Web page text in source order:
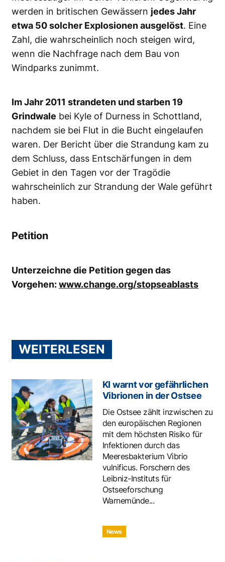
werden in britischen Gewässern jedes Jahr
etwa 50 solcher Explosionen ausgelöst. Eine
Zahl, die wahrscheinlich noch steigen wird,
wenn die Nachfrage nach dem Bau von
Windparks zunimmt.
Im Jahr 2011 strandeten und starben 19
Grindwale bei Kyle of Durness in Schottland,
nachdem sie bei Flut in die Bucht eingelaufen
waren. Der Bericht über die Strandung kam zu
dem Schluss, dass Entschärfungen in dem
Gebiet in den Tagen vor der Tragödie
wahrscheinlich zur Strandung der Wale geführt
haben.
Petition
Unterzeichne die Petition gegen das
Vorgehen:www.change.org/stopseablasts
WEITERLESEN
KI warnt vor gefährlichen
Vibrionen in der Ostsee
Die Ostsee zählt inzwischen zu
den europäischen Regionen
mit dem höchsten Risiko für
Infektionen durch das
Meeresbakterium Vibrio
vulnificus. Forschern des
Leibniz-Instituts für
Ostseeforschung
Warnemünde...
News